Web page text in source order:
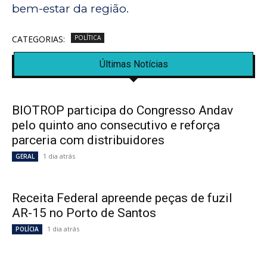
bem-estar da região.
CATEGORIAS: POLÍTICA
Últimas Notícias
BIOTROP participa do Congresso Andav
pelo quinto ano consecutivo e reforça
parceria com distribuidores
GERAL 1 dia atrás
Receita Federal apreende peças de fuzil
AR-15 no Porto de Santos
POLÍCIA 1 dia atrás